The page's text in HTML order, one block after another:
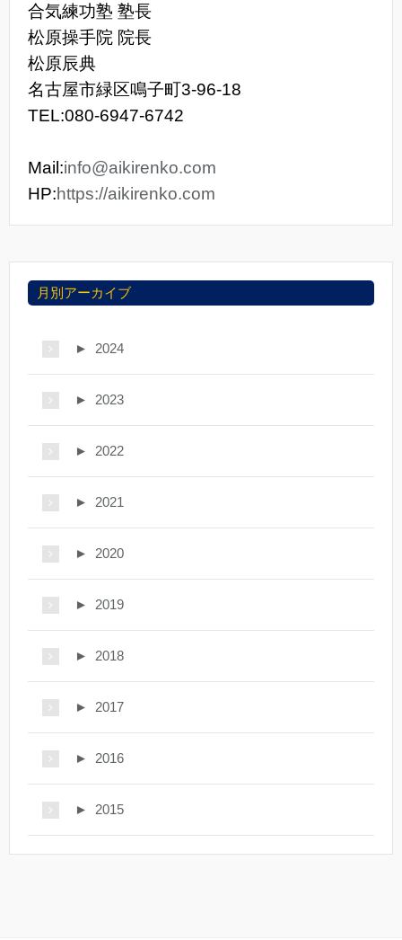
合気練功塾 塾長
松原操手院 院長
松原辰典
名古屋市緑区鳴子町3-96-18
TEL:080-6947-6742
Mail:info@aikirenko.com
HP:https://aikirenko.com
月別アーカイブ
► 2024
► 2023
► 2022
► 2021
► 2020
► 2019
► 2018
► 2017
► 2016
► 2015